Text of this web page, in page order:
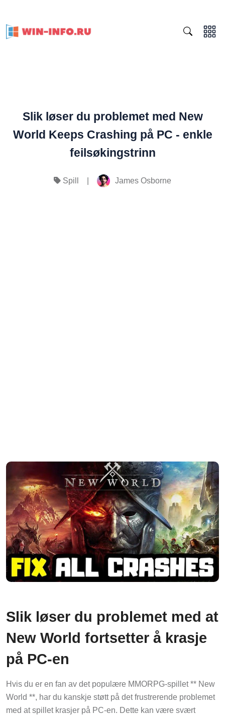
Slik løser du problemet med New
World Keeps Crashing på PC - enkle
feilsøkingstrinn
Spill James Osborne
Slik løser du problemet med at
New World fortsetter å krasje
på PC-en
Hvis du er en fan av det populære MMORPG-spillet ** New
World **, har du kanskje støtt på det frustrerende problemet
med at spillet krasjer på PC-en. Dette kan være svært